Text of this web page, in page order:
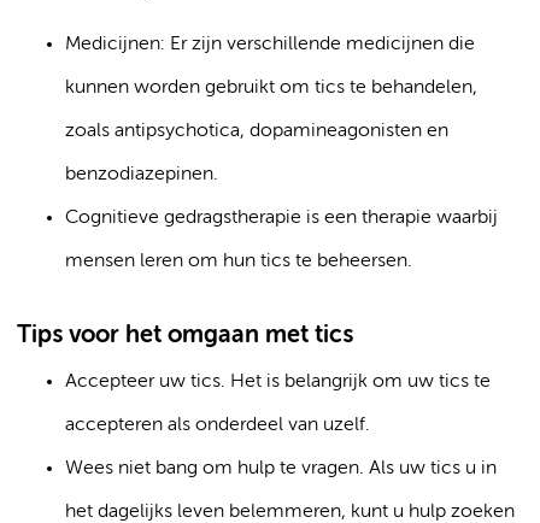
Medicijnen: Er zijn verschillende medicijnen die
kunnen worden gebruikt om tics te behandelen,
zoals antipsychotica, dopamineagonisten en
benzodiazepinen.
Cognitieve gedragstherapie is een therapie waarbij
mensen leren om hun tics te beheersen.
Tips voor het omgaan met tics
Accepteer uw tics. Het is belangrijk om uw tics te
accepteren als onderdeel van uzelf.
Wees niet bang om hulp te vragen. Als uw tics u in
het dagelijks leven belemmeren, kunt u hulp zoeken